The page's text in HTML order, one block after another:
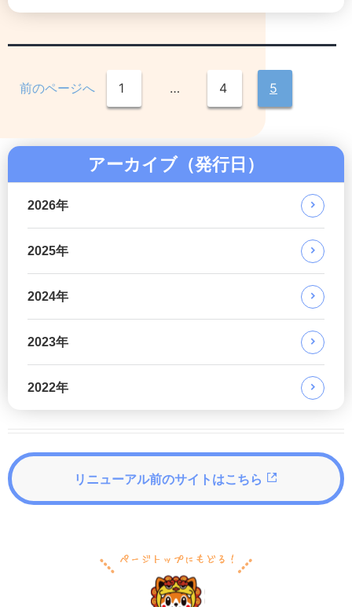
前のページへ 1 … 4 5
アーカイブ（発行日）
2026年
2025年
2024年
2023年
2022年
リニューアル前のサイトはこちら